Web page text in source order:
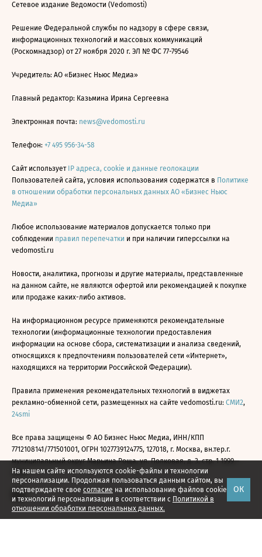
На нашем сайте используются cookie-файлы и технологии
персонализации. Продолжая пользоваться данным сайтом, вы
подтверждаете свое согласие на использование файлов cookie
и технологий персонализации в соответствии с Политикой в
отношении обработки персональных данных.
ОК
Сетевое издание Ведомости (Vedomosti)
Решение Федеральной службы по надзору в сфере связи,
информационных технологий и массовых коммуникаций
(Роскомнадзор) от 27 ноября 2020 г. ЭЛ № ФС 77-79546
Учредитель: АО «Бизнес Ньюс Медиа»
Главный редактор: Казьмина Ирина Сергеевна
Электронная почта: news@vedomosti.ru
Телефон: +7 495 956-34-58
Сайт использует IP адреса, cookie и данные геолокации
Пользователей сайта, условия использования содержатся в Политике
в отношении обработки персональных данных АО «Бизнес Ньюс
Медиа»
Любое использование материалов допускается только при
соблюдении правил перепечатки и при наличии гиперссылки на
vedomosti.ru
Новости, аналитика, прогнозы и другие материалы, представленные
на данном сайте, не являются офертой или рекомендацией к покупке
или продаже каких-либо активов.
На информационном ресурсе применяются рекомендательные
технологии (информационные технологии предоставления
информации на основе сбора, систематизации и анализа сведений,
относящихся к предпочтениям пользователей сети «Интернет»,
находящихся на территории Российской Федерации).
Правила применения рекомендательных технологий в виджетах
рекламно-обменной сети, размещенных на сайте vedomosti.ru: СМИ2,
24smi
Все права защищены © АО Бизнес Ньюс Медиа, ИНН/КПП
7712108141/771501001, ОГРН 1027739124775, 127018, г. Москва, вн.тер.г.
муниципальный округ Марьина Роща, ул. Полковая, д. 3, стр. 1 1999—
2026